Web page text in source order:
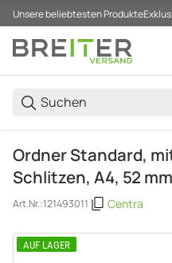
Unsere beliebtesten Produkte
Centra
Ordner Standard,
Schlitzen, A4, 52
Art.Nr.:121493011
AUF LAGER